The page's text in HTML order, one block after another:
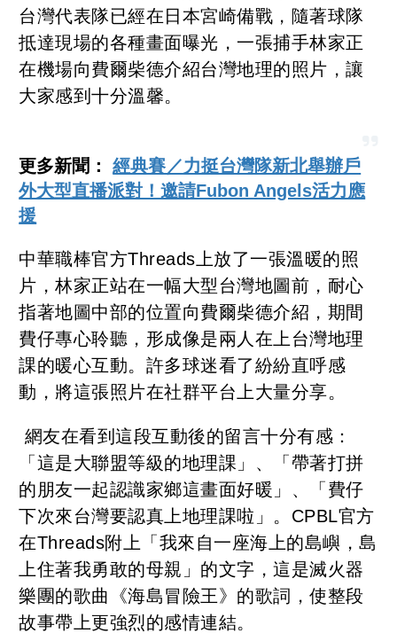
台灣代表隊已經在日本宮崎備戰，隨著球隊
抵達現場的各種畫面曝光，一張捕手林家正
在機場向費爾柴德介紹台灣地理的照片，讓
大家感到十分溫馨。
更多新聞：經典賽／力挺台灣隊新北舉辦戶
外大型直播派對！邀請Fubon Angels活力應
援
中華職棒官方Threads上放了一張溫暖的照
片，林家正站在一幅大型台灣地圖前，耐心
指著地圖中部的位置向費爾柴德介紹，期間
費仔專心聆聽，形成像是兩人在上台灣地理
課的暖心互動。許多球迷看了紛紛直呼感
動，將這張照片在社群平台上大量分享。
網友在看到這段互動後的留言十分有感：
「這是大聯盟等級的地理課」、「帶著打拼
的朋友一起認識家鄉這畫面好暖」、「費仔
下次來台灣要認真上地理課啦」。CPBL官方
在Threads附上「我來自一座海上的島嶼，島
上住著我勇敢的母親」的文字，這是滅火器
樂團的歌曲《海島冒險王》的歌詞，使整段
故事帶上更強烈的感情連結。